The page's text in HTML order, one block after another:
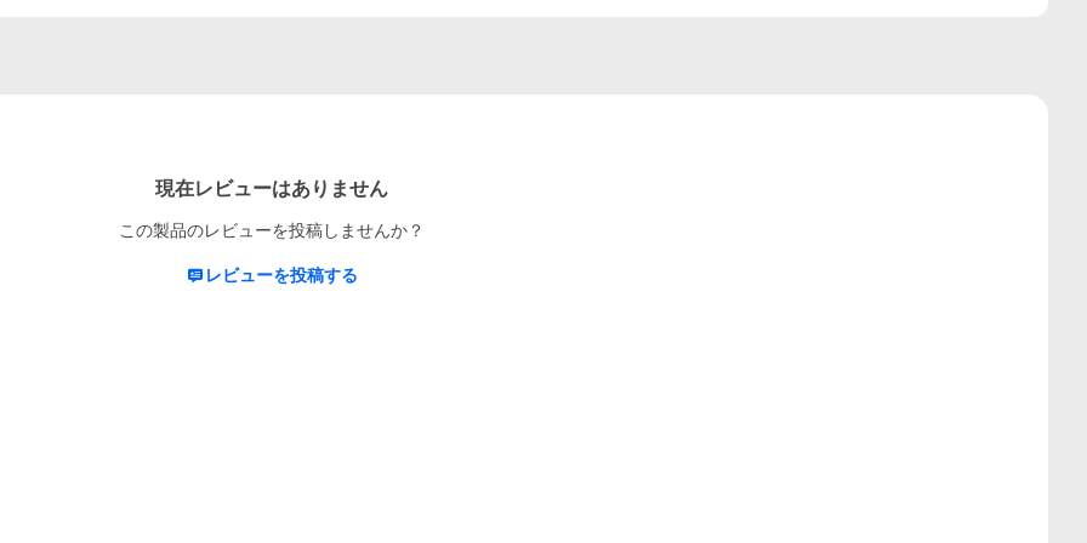
現在レビューはありません
この製品のレビューを投稿しませんか？
レビューを投稿する